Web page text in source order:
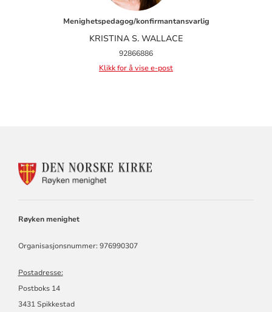
Menighetspedagog/konfirmantansvarlig
KRISTINA S. WALLACE
92866886
Klikk for å vise e-post
KONTAKTINFORMASJON
Røyken menighet
Organisasjonsnummer: 976990307
Postadresse:
Postboks 14
3431 Spikkestad